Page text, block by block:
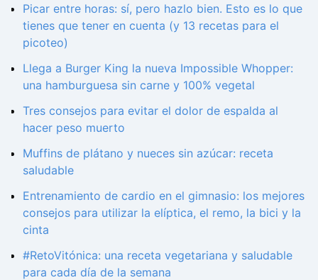
Picar entre horas: sí, pero hazlo bien. Esto es lo que
tienes que tener en cuenta (y 13 recetas para el
picoteo)
Llega a Burger King la nueva Impossible Whopper:
una hamburguesa sin carne y 100% vegetal
Tres consejos para evitar el dolor de espalda al
hacer peso muerto
Muffins de plátano y nueces sin azúcar: receta
saludable
Entrenamiento de cardio en el gimnasio: los mejores
consejos para utilizar la elíptica, el remo, la bici y la
cinta
#RetoVitónica: una receta vegetariana y saludable
para cada día de la semana